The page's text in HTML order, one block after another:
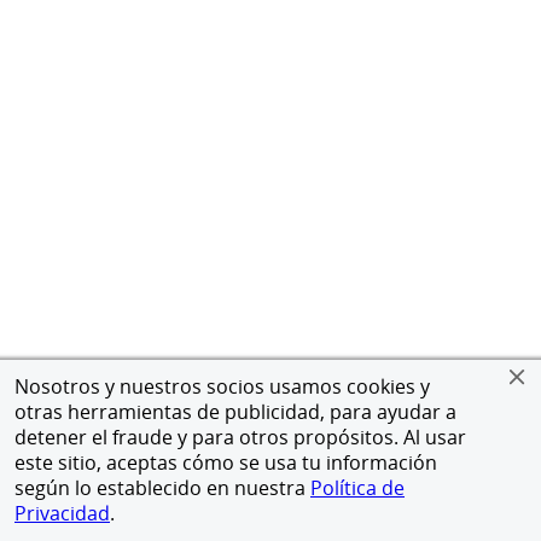
Nosotros y nuestros socios usamos cookies y
otras herramientas de publicidad, para ayudar a
detener el fraude y para otros propósitos. Al usar
este sitio, aceptas cómo se usa tu información
según lo establecido en nuestra Política de
Privacidad.